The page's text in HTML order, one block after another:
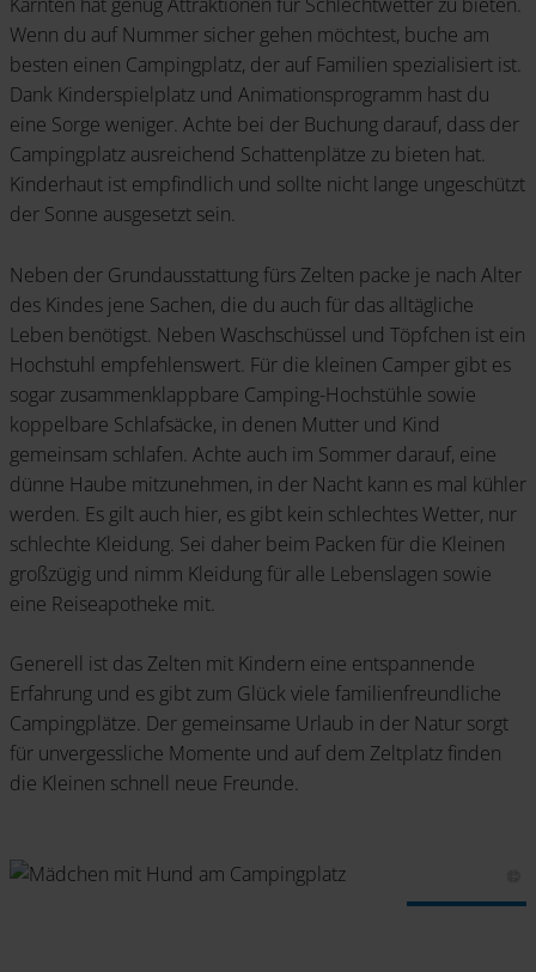
Wenn du auf Nummer sicher gehen möchtest, buche am
besten einen Campingplatz, der auf Familien spezialisiert ist.
Dank Kinderspielplatz und Animationsprogramm hast du
eine Sorge weniger. Achte bei der Buchung darauf, dass der
Campingplatz ausreichend Schattenplätze zu bieten hat.
Kinderhaut ist empfindlich und sollte nicht lange ungeschützt
der Sonne ausgesetzt sein.
Neben der Grundausstattung fürs Zelten packe je nach Alter
des Kindes jene Sachen, die du auch für das alltägliche
Leben benötigst. Neben Waschschüssel und Töpfchen ist ein
Hochstuhl empfehlenswert. Für die kleinen Camper gibt es
sogar zusammenklappbare Camping-Hochstühle sowie
koppelbare Schlafsäcke, in denen Mutter und Kind
gemeinsam schlafen. Achte auch im Sommer darauf, eine
dünne Haube mitzunehmen, in der Nacht kann es mal kühler
werden. Es gilt auch hier, es gibt kein schlechtes Wetter, nur
schlechte Kleidung. Sei daher beim Packen für die Kleinen
großzügig und nimm Kleidung für alle Lebenslagen sowie
eine Reiseapotheke mit.
Generell ist das Zelten mit Kindern eine entspannende
Erfahrung und es gibt zum Glück viele familienfreundliche
Campingplätze. Der gemeinsame Urlaub in der Natur sorgt
für unvergessliche Momente und auf dem Zeltplatz finden
die Kleinen schnell neue Freunde.